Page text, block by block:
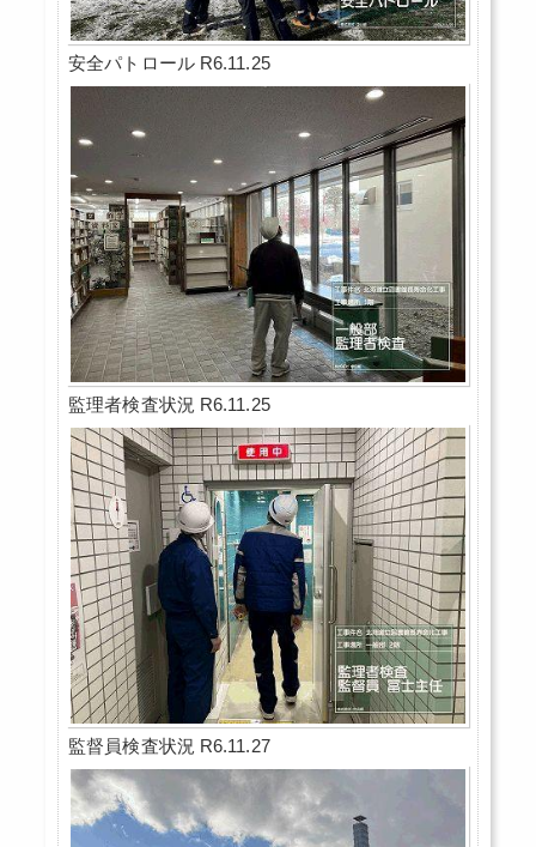
安全パトロール R6.11.25
監理者検査状況 R6.11.25
監督員検査状況 R6.11.27